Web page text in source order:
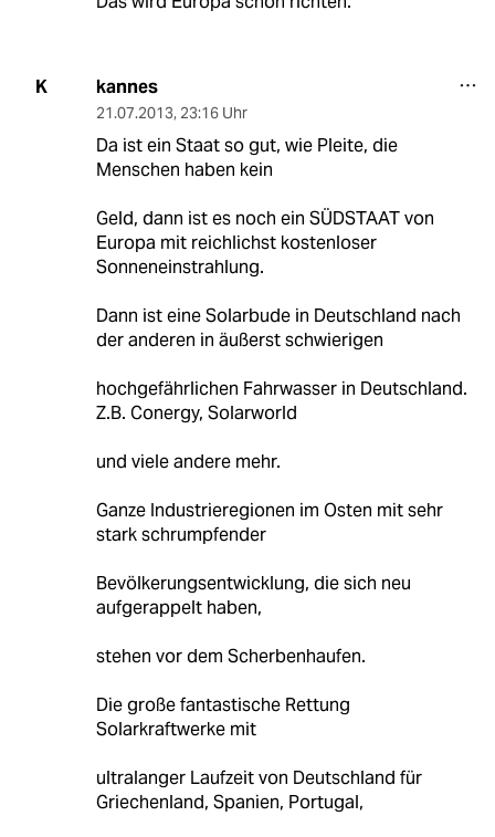
K kannes
21.07.2013, 23:16 Uhr
Da ist ein Staat so gut, wie Pleite, die
Menschen haben kein
Geld, dann ist es noch ein SÜDSTAAT von
Europa mit reichlichst kostenloser
Sonneneinstrahlung.
Dann ist eine Solarbude in Deutschland nach
der anderen in äußerst schwierigen
hochgefährlichen Fahrwasser in Deutschland.
Z.B. Conergy, Solarworld
und viele andere mehr.
Ganze Industrieregionen im Osten mit sehr
stark schrumpfender
Bevölkerungsentwicklung, die sich neu
aufgerappelt haben,
stehen vor dem Scherbenhaufen.
Die große fantastische Rettung
Solarkraftwerke mit
ultralanger Laufzeit von Deutschland für
Griechenland, Spanien, Portugal,